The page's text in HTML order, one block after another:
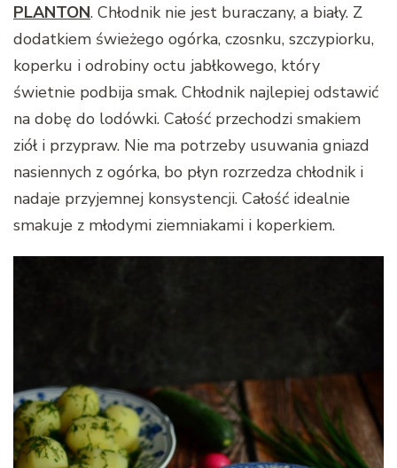
PLANTON. Chłodnik nie jest buraczany, a biały. Z
dodatkiem świeżego ogórka, czosnku, szczypiorku,
koperku i odrobiny octu jabłkowego, który
świetnie podbija smak. Chłodnik najlepiej odstawić
na dobę do lodówki. Całość przechodzi smakiem
ziół i przypraw. Nie ma potrzeby usuwania gniazd
nasiennych z ogórka, bo płyn rozrzedza chłodnik i
nadaje przyjemnej konsystencji. Całość idealnie
smakuje z młodymi ziemniakami i koperkiem.